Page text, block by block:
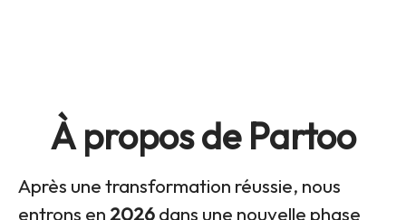
À propos de Partoo
Après une transformation réussie, nous
entrons en2026dans une nouvelle phase